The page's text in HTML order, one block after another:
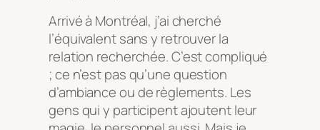
Arrivé à Montréal, j’ai cherché
l’équivalent sans y retrouver la
relation recherchée. C’est compliqué
; ce n’est pas qu’une question
d’ambiance ou de règlements. Les
gens qui y participent ajoutent leur